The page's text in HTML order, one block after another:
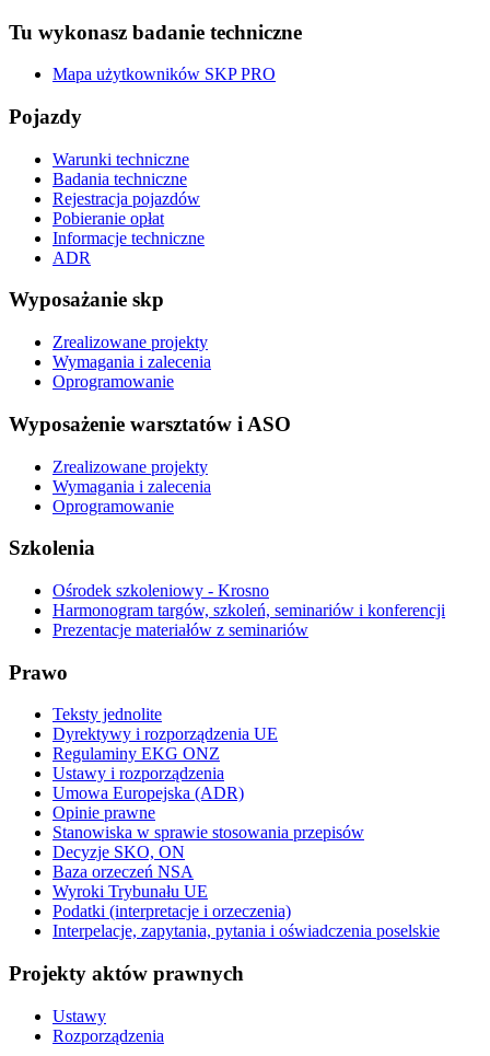
Tu wykonasz badanie techniczne
Mapa użytkowników SKP PRO
Pojazdy
Warunki techniczne
Badania techniczne
Rejestracja pojazdów
Pobieranie opłat
Informacje techniczne
ADR
Wyposażanie skp
Zrealizowane projekty
Wymagania i zalecenia
Oprogramowanie
Wyposażenie warsztatów i ASO
Zrealizowane projekty
Wymagania i zalecenia
Oprogramowanie
Szkolenia
Ośrodek szkoleniowy - Krosno
Harmonogram targów, szkoleń, seminariów i konferencji
Prezentacje materiałów z seminariów
Prawo
Teksty jednolite
Dyrektywy i rozporządzenia UE
Regulaminy EKG ONZ
Ustawy i rozporządzenia
Umowa Europejska (ADR)
Opinie prawne
Stanowiska w sprawie stosowania przepisów
Decyzje SKO, ON
Baza orzeczeń NSA
Wyroki Trybunału UE
Podatki (interpretacje i orzeczenia)
Interpelacje, zapytania, pytania i oświadczenia poselskie
Projekty aktów prawnych
Ustawy
Rozporządzenia